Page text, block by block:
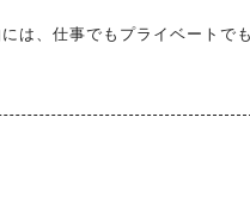
は、仕事でもプライベートで